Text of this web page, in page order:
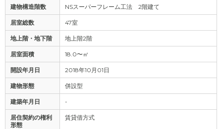
建物構造階数 NSスーパーフレーム工法 2階建て
居室総数 47室
地上階・地下階 地上階2階
居室面積 18.0〜㎡
開設年月日 2018年10月01日
建物形態 併設型
建築年月日 -
居住契約の権利
形態
賃貸借方式